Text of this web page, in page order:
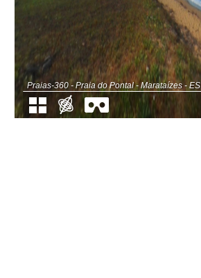
Praias-360 - Praia do Pontal - Marataízes - ES